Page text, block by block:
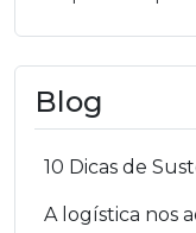
Blog
10 Dicas de
A logística nos